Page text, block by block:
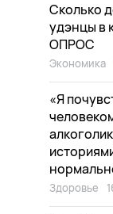
Сколько
удэнцы в
ОПРОС
Экономика
«Я
Здоровье